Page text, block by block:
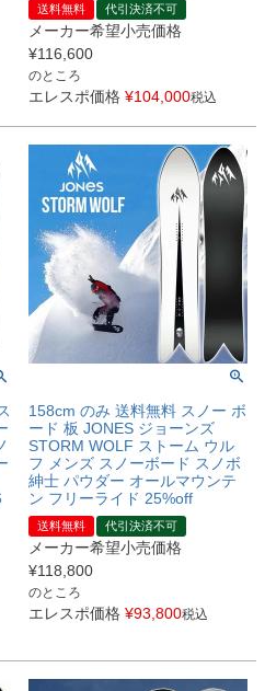
送料無料 代引決済不可
メーカー希望小売価格
¥116,600
のところ
エレスポ価格 ¥104,000税込
158cm のみ 送料無料 スノー ボ
ード 板 JONES ジョーンズ
STORM WOLF ストーム ウル
フ メンズ スノーボード スノボ
紳士 パウダー オールマウンテ
ン フリーライド 25%off
送料無料 代引決済不可
メーカー希望小売価格
¥118,800
のところ
エレスポ価格 ¥93,800税込